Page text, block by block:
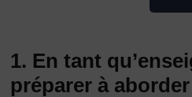
1. En tant
préparer à